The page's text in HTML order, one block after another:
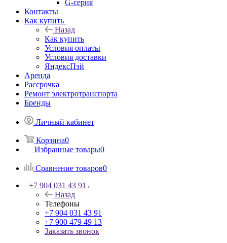
G-серия
Контакты
Как купить
Назад
Как купить
Условия оплаты
Условия доставки
ЯндексПэй
Аренда
Рассрочка
Ремонт электротранспорта
Бренды
Личный кабинет
Корзина0
Избранные товары0
Сравнение товаров0
+7 904 031 43 91
Назад
Телефоны
+7 904 031 43 91
+7 900 479 49 13
Заказать звонок